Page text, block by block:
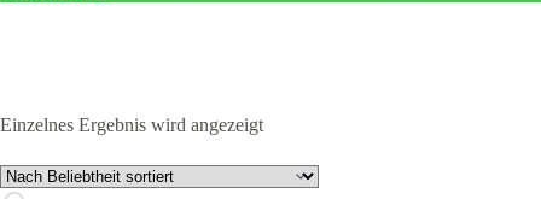
Einzelnes Ergebnis wird angezeigt